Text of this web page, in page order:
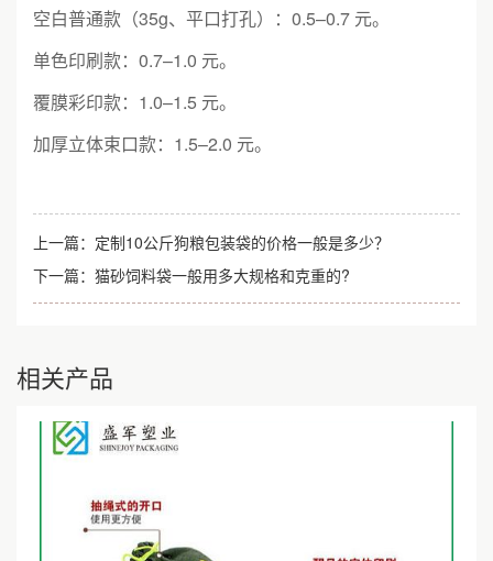
空白普通款（35g、平口打孔）：0.5–0.7 元。
单色印刷款：0.7–1.0 元。
覆膜彩印款：1.0–1.5 元。
加厚立体束口款：1.5–2.0 元。
上一篇： 定制10公斤狗粮包装袋的价格一般是多少？
下一篇： 猫砂饲料袋一般用多大规格和克重的?
相关产品